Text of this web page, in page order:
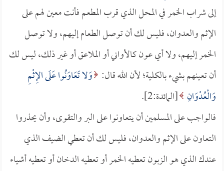
إلى شراب الخمر في المحل الذي قرب المطعم فأنت معين لهم على
الإثم والعدوان، فليس لك أن توصل الطعام إليهم، ولا توصل
الخمر إليهم، ولا أي عون كالأواني أو الملاعق أو غير ذلك، ليس لك
أن تعينهم بشيء بالكلية؛ لأن الله قال: وَلا تَعَاوَنُوا عَلَى الإِثْمِ
وَالْعُدْوَانِ [المائدة:2].
فالواجب على المسلمين أن يتعاونوا على البر والتقوى، وأن يحذروا
التعاون على الإثم والعدوان، فليس لك أن تعطي الضيف الذي
عندك الذي هو الزبون تعطيه الخمر أو تعطيه الدخان أو تعطيه أشياء